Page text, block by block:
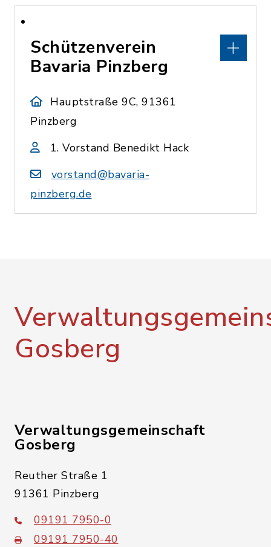
Schützenverein
Bavaria Pinzberg
Hauptstraße 9C, 91361
Pinzberg
1. Vorstand Benedikt Hack
vorstand@bavaria-
pinzberg.de
Gosberg
Verwaltungsgemeinschaft
Gosberg
Reuther Straße 1
91361 Pinzberg
09191 7950-0
09191 7950-40